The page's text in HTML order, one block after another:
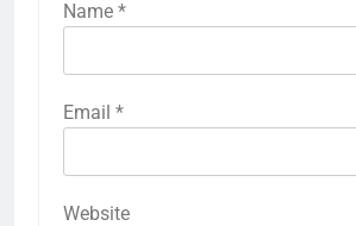
Name *
Email *
Website